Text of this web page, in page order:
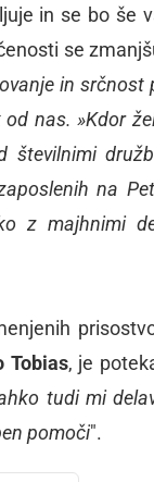
in se bo še
se
in
nas. »Kdor
na
z majhnimi
Tobias, je
tudi mi
pomoči".